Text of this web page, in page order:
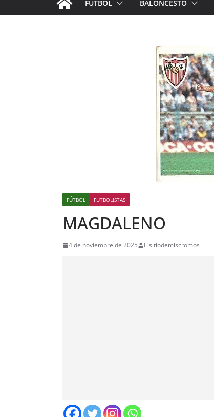
FÚTBOL BALONCESTO
FÚTBOL FUTBOLISTAS
MAGDALENO
4 de noviembre de 2025 Elsitiodemiscromos